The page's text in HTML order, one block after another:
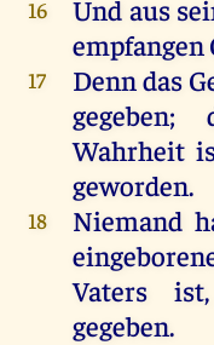
16 Und aus
empfangen
17 Denndas
gegeben;
Wahrheit
geworden.
18 Niemand
Vaters
ist
gegeben.